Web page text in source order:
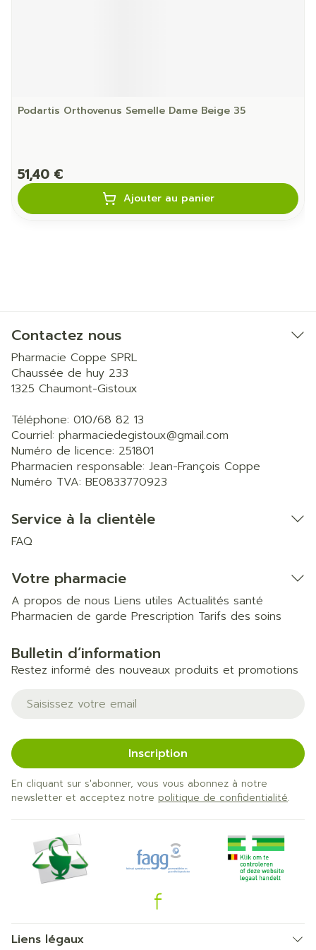
Podartis Orthovenus Semelle Dame Beige 35
51,40 €
Ajouter au panier
Contactez nous
Pharmacie Coppe SPRL
Chaussée de huy 233
1325 Chaumont-Gistoux
Téléphone: 010/68 82 13
Courriel: pharmaciedegistoux@gmail.com
Numéro de licence: 251801
Pharmacien responsable: Jean-François Coppe
Numéro TVA: BE0833770923
Service à la clientèle
FAQ
Votre pharmacie
A propos de nous Liens utiles Actualités santé
Pharmacien de garde Prescription Tarifs des soins
Bulletin d’information
Restez informé des nouveaux produits et promotions
Adresse mail
Inscription
En cliquant sur s'abonner, vous vous abonnez à notre
newsletter et acceptez notre politique de confidentialité.
Liens légaux